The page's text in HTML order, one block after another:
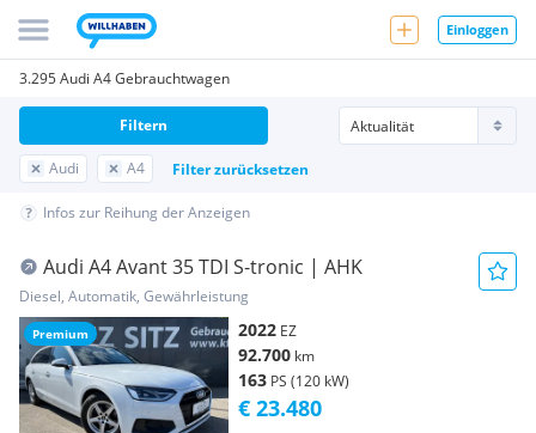
Einloggen
3.295 Audi A4 Gebrauchtwagen
Audi A4 Filter zurücksetzen
Filtern
Infos zur Reihung der Anzeigen
Premium
Audi A4 Avant 35 TDI S-tronic | AHK
Diesel, Automatik, Gewährleistung
2022 EZ
92.700 km
163 PS (120 kW)
€ 23.480